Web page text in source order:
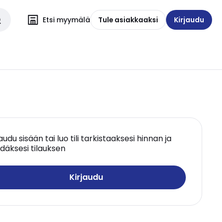
Etsi myymälä Tule asiakkaaksi Kirjaudu
sisään tai luo tili tarkistaaksesi hinnan ja
tilauksen
Kirjaudu